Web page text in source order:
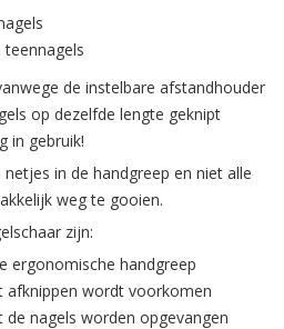
de instelbare afstandhouder
op dezelfde lengte geknipt
in gebruik!
in de handgreep en niet alle
weg te gooien.
zijn:
ergonomische handgreep
afknippen wordt voorkomen
nagels worden opgevangen